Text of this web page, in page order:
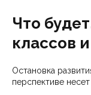
Что
классов
Остановка
перспективе